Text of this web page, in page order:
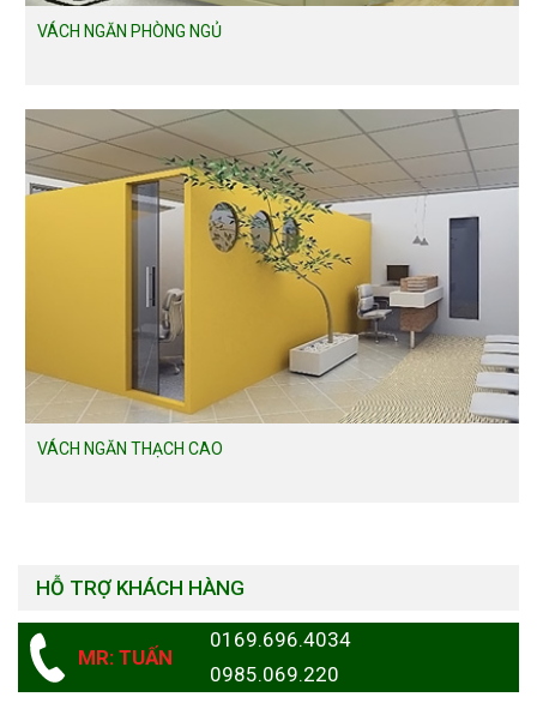
VÁCH NGĂN PHÒNG NGỦ
VÁCH NGĂN THẠCH CAO
HỖ TRỢ KHÁCH HÀNG
MR: TUẤN
0169.696.4034
0985.069.220